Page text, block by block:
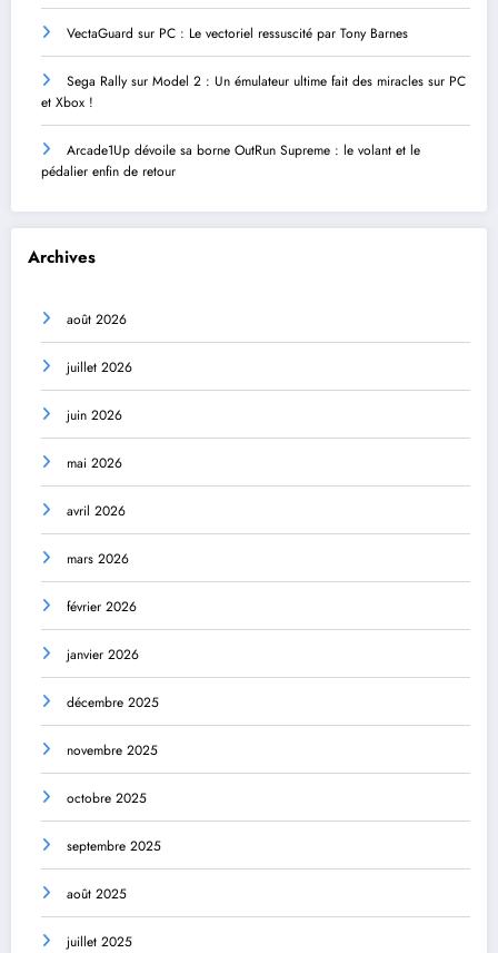
VectaGuard sur PC : Le vectoriel ressuscité par Tony Barnes
Sega Rally sur Model 2 : Un émulateur ultime fait des miracles sur PC
et Xbox !
Arcade1Up dévoile sa borne OutRun Supreme : le volant et le
pédalier enfin de retour
Archives
août 2026
juillet 2026
juin 2026
mai 2026
avril 2026
mars 2026
février 2026
janvier 2026
décembre 2025
novembre 2025
octobre 2025
septembre 2025
août 2025
juillet 2025